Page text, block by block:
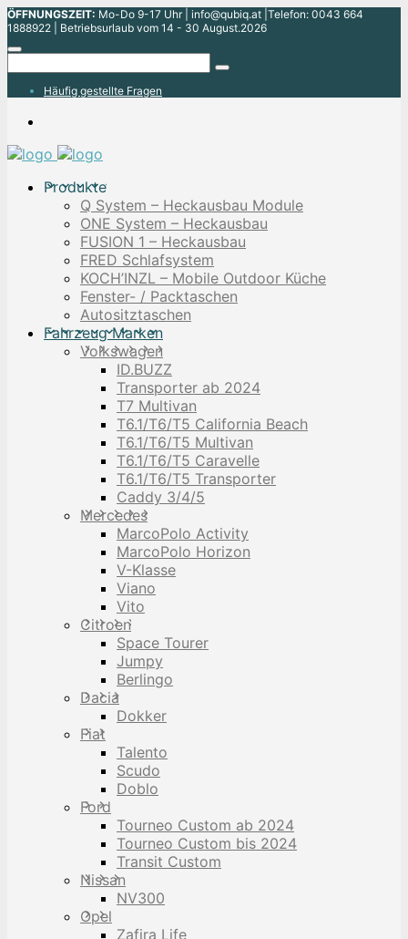
ÖFFNUNGSZEIT: Mo-Do 9-17 Uhr | info@qubiq.at |Telefon: 0043 664
1888922 | Betriebsurlaub vom 14 - 30 August.2026
Häufig gestellte Fragen
Produkte
Q System – Heckausbau Module
ONE System – Heckausbau
FUSION 1 – Heckausbau
FRED Schlafsystem
KOCH’INZL – Mobile Outdoor Küche
Fenster- / Packtaschen
Autositztaschen
Fahrzeug Marken
Volkswagen
ID.BUZZ
Transporter ab 2024
T7 Multivan
T6.1/T6/T5 California Beach
T6.1/T6/T5 Multivan
T6.1/T6/T5 Caravelle
T6.1/T6/T5 Transporter
Caddy 3/4/5
Mercedes
MarcoPolo Activity
MarcoPolo Horizon
V-Klasse
Viano
Vito
Citroen
Space Tourer
Jumpy
Berlingo
Dacia
Dokker
Fiat
Talento
Scudo
Doblo
Ford
Tourneo Custom ab 2024
Tourneo Custom bis 2024
Transit Custom
Nissan
NV300
Opel
Zafira Life